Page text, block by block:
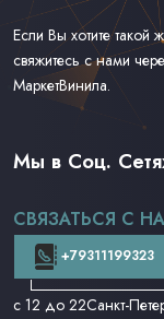
Если Вы хотите такой
свяжитесь с нами
МаркетВинила.
Виниловые
Доставка и Оплата
Контакты
Мы в Соц.
СВЯЗАТЬСЯ С
+79311199323
с 12 до 22Санкт-